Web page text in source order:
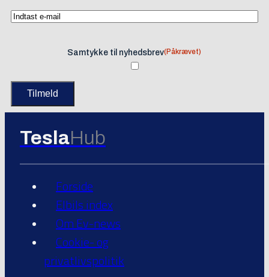
Samtykke til nyhedsbrev(Påkrævet)
TeslaHub
Forside
Elbils index
Om Ev-news
Cookie- og
privatlivspolitik